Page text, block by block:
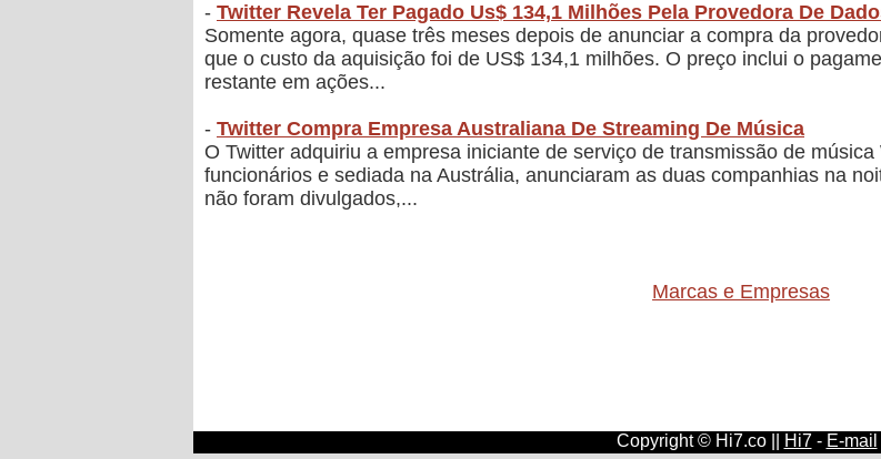
- Twitter Revela Ter Pagado Us$ 134,1 Milhões Pela Provedora De
Somente agora, quase três meses depois de anunciar a compra da
que o custo da aquisição foi de US$ 134,1 milhões. O preço inclui o
restante em ações...
- Twitter Compra Empresa Australiana De Streaming De Música
O Twitter adquiriu a empresa iniciante de serviço de transmissão de
funcionários e sediada na Austrália, anunciaram as duas companhias na
não foram divulgados,...
Marcas e Empresas
Copyright © Hi7.co || Hi7- E-mail